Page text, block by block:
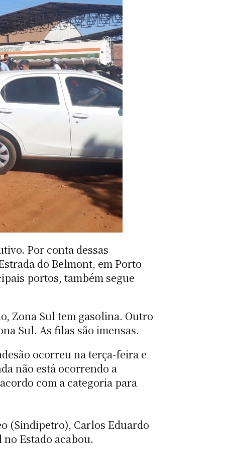
Por conta dessas
do Belmont, em Porto
portos, também segue
Zona Sul tem gasolina. Outro
Sul. As filas são imensas.
ocorreu na terça-feira e
não está ocorrendo a
com a categoria para
(Sindipetro), Carlos Eduardo
Estado acabou.